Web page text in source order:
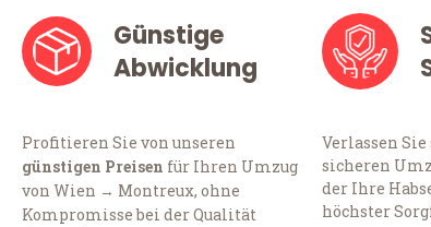
Günstige
Abwicklung
Profitieren Sie von unseren
günstigen Preisen für Ihren Umzug
von Wien → Montreux, ohne
Kompromisse bei der Qualität
Verlassen
sicheren
der Ihre
höchster